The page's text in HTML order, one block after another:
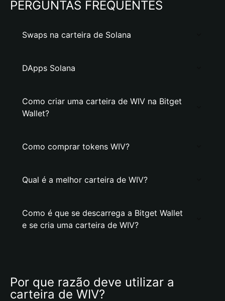
PERGUNTAS FREQUENTES
Swaps na carteira de Solana
DApps Solana
Como criar uma carteira de WIV na Bitget
Wallet?
Como comprar tokens WIV?
Qual é a melhor carteira de WIV?
Como é que se descarrega a Bitget Wallet
e se cria uma carteira de WIV?
Por que razão deve utilizar a
carteira de WIV?